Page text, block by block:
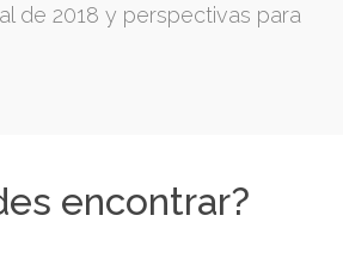
de 2018 y perspectivas para
encontrar?